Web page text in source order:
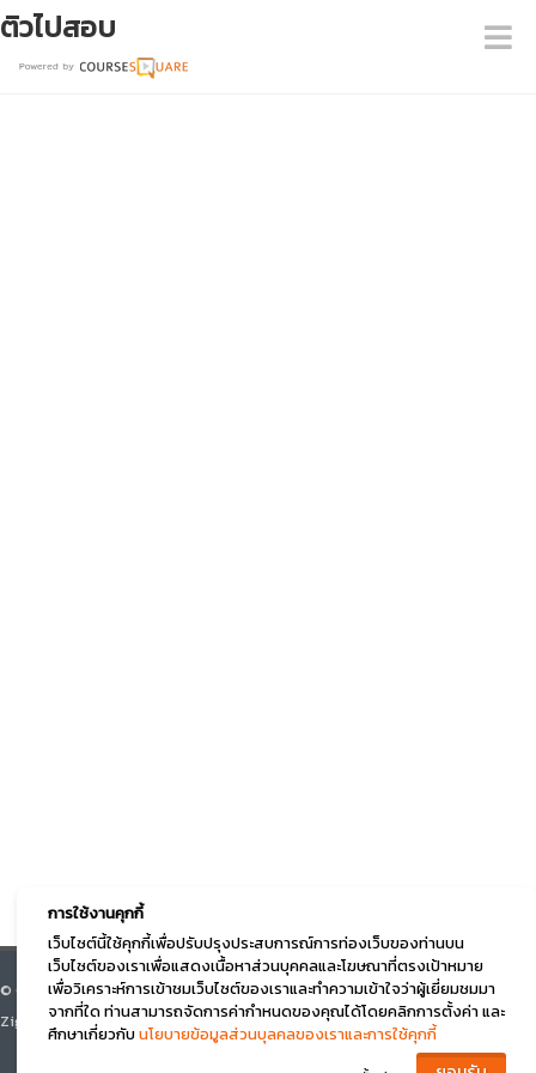
ติวไปสอบ
การใช้งานคุกกี้
เว็บไซต์นี้ใช้คุกกี้เพื่อปรับปรุงประสบการณ์การท่องเว็บของท่านบน
เว็บไซต์ของเราเพื่อแสดงเนื้อหาส่วนบุคคลและโฆษณาที่ตรงเป้าหมาย
เพื่อวิเคราะห์การเข้าชมเว็บไซต์ของเราและทำความเข้าใจว่าผู้เยี่ยมชมมา
จากที่ใด ท่านสามารถจัดการค่ากำหนดของคุณได้โดยคลิกการตั้งค่า และ
ศึกษาเกี่ยวกับนโยบายข้อมูลส่วนบุลคลของเราและการใช้คุกกี้
© Course Square 2026 All right reserved. v.3.0 Designed by Beyond
Zigma